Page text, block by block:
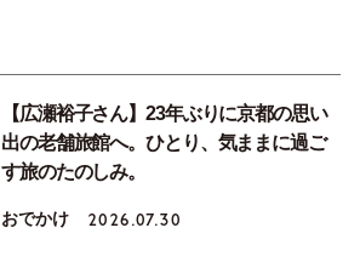
【広瀬裕子さん】23年ぶりに京都の思い
出の老舗旅館へ。ひとり、気ままに過ご
す旅のたのしみ。
おでかけ 2026.07.30